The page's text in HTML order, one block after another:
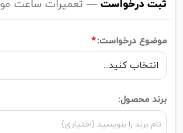
ثبت درخواست — تعمیرات ساعت
موضوع درخواست:*
برند محصول: